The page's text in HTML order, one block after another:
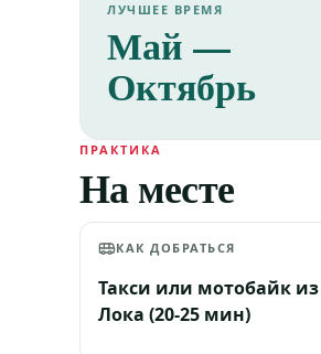
ЛУЧШЕЕ ВРЕМЯ
Май —
Октябрь
ПРАКТИКА
На месте
КАК ДОБРАТЬСЯ
Такси или мотобайк
Лока (20-25 мин)